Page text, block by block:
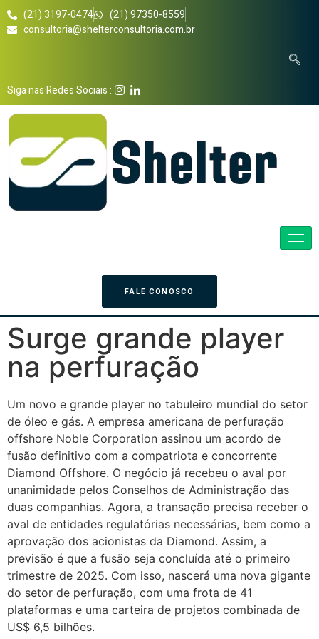
(21) 3197-0474
(21) 97350-8559
consultoria@shelterconsultoria.com.br
Siga nas Redes Sociais :
FALE CONOSCO
Surge grande player
na perfuração
Um novo e grande player no tabuleiro mundial do setor
de óleo e gás. A empresa americana de perfuração
offshore Noble Corporation assinou um acordo de
fusão definitivo com a compatriota e concorrente
Diamond Offshore. O negócio já recebeu o aval por
unanimidade pelos Conselhos de Administração das
duas companhias. Agora, a transação precisa receber o
aval de entidades regulatórias necessárias, bem como a
aprovação dos acionistas da Diamond. Assim, a
previsão é que a fusão seja concluída até o primeiro
trimestre de 2025. Com isso, nascerá uma nova gigante
do setor de perfuração, com uma frota de 41
plataformas e uma carteira de projetos combinada de
US$ 6,5 bilhões.